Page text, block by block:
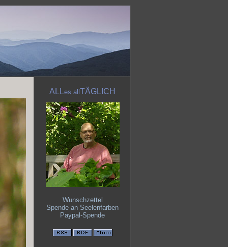
ALLes all TÄGLICH
Wunschzettel
Spende an Seelenfarben
Paypal-Spende